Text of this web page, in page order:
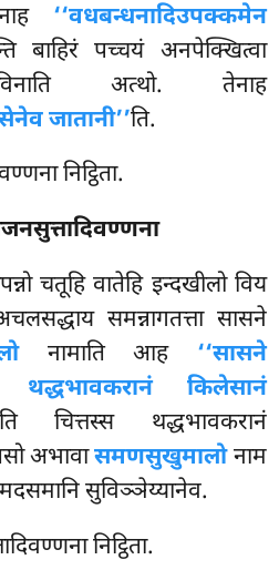
‘‘वधबन्धनादिउपक्कमेन
बाहिरं पच्चयं अनपेक्खित्वा
अत्थो. तेनाह
जातानी’’ति.
निट्ठिता.
चतूहि वातेहि इन्दखीलो विय
समन्नागतत्ता सासने
नामाति आह ‘‘सासने
थद्धभावकरानं किलेसानं
चित्तस्स थद्धभावकरानं
अभावासमणसुखुमालोनाम
सुविञ्ञेय्यानेव.
निट्ठिता.